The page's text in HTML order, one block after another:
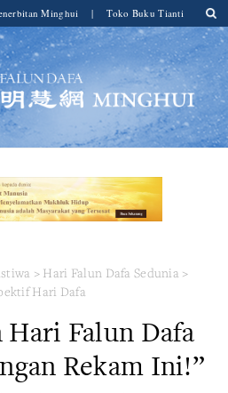
Minghui | Toko Buku Tianti
> Hari Falun Dafa Sedunia >
Hari Dafa
Hari Falun Dafa
Rekam Ini!”